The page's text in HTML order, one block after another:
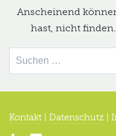
Anscheinend
hast, nicht
Suche
nach:
Kontakt Datenschutz